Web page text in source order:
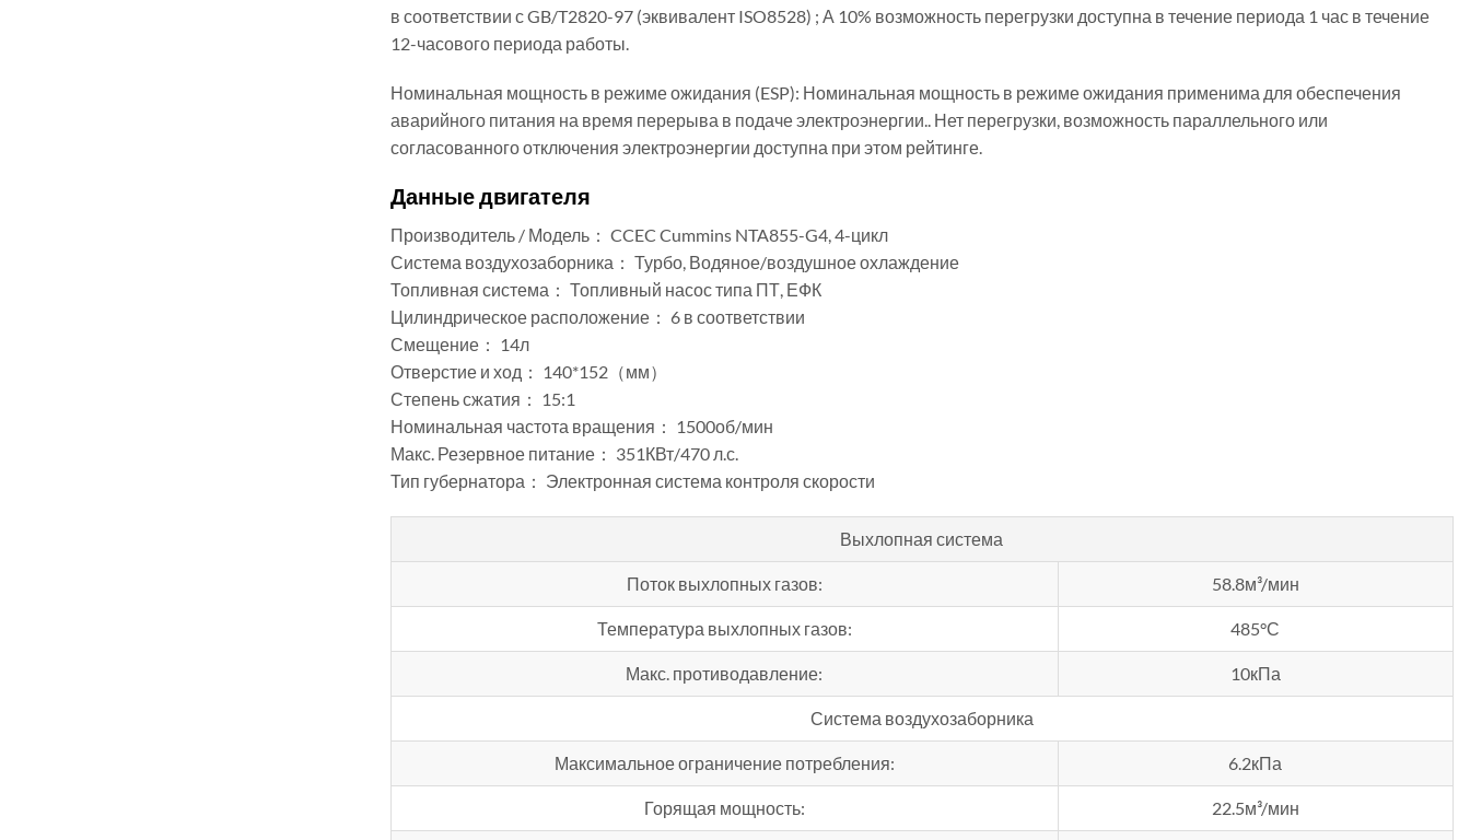
в соответствии с GB/T2820-97 (эквивалент ISO8528) ; А 10% возможность перегрузки доступна в течение периода 1 час в течение
12-часового периода работы.
Номинальная мощность в режиме ожидания (ESP): Номинальная мощность в режиме ожидания применима для обеспечения
аварийного питания на время перерыва в подаче электроэнергии.. Нет перегрузки, возможность параллельного или
согласованного отключения электроэнергии доступна при этом рейтинге.
Данные двигателя
Производитель / Модель： CCEC Cummins NTA855-G4, 4-цикл
Система воздухозаборника： Турбо, Водяное/воздушное охлаждение
Топливная система： Топливный насос типа ПТ, ЕФК
Цилиндрическое расположение： 6 в соответствии
Смещение： 14л
Отверстие и ход： 140*152（мм）
Степень сжатия： 15:1
Номинальная частота вращения： 1500об/мин
Макс. Резервное питание： 351КВт/470 л.с.
Тип губернатора： Электронная система контроля скорости
Выхлопная система
Поток выхлопных газов: 58.8м³/мин
Температура выхлопных газов: 485°С
Макс. противодавление: 10кПа
Система воздухозаборника
Максимальное ограничение потребления: 6.2кПа
Горящая мощность: 22.5м³/мин